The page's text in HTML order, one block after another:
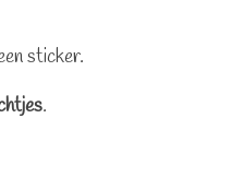
sticker.
.